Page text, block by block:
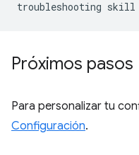
Próximos pasos
Para personalizar tu
Configuración.